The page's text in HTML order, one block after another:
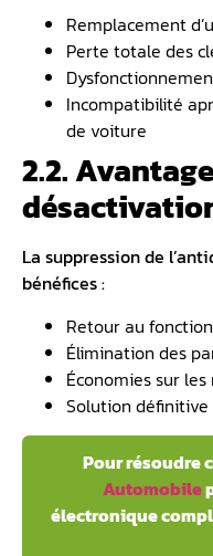
Remplacement
Perte totale des
Incompatibilité
de voiture
2.2.
La suppression de
bénéfices :
Retour au
Élimination des
Économies sur
Solution définitive
Pour résoudre
Automobile
électronique